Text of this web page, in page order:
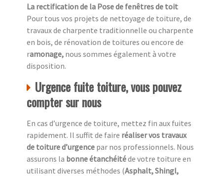
La rectification de la Pose de fenêtres de toit
Pour tous vos projets de nettoyage de toiture, de
travaux de charpente traditionnelle ou charpente
en bois, de rénovation de toitures ou encore de
ramonage, nous sommes également à votre
disposition.
Urgence fuite toiture, vous pouvez
compter sur nous
En cas d’urgence de toiture, mettez fin aux fuites
rapidement. Il suffit de faire réaliser vos travaux
de toiture d’urgence par nos professionnels. Nous
assurons la bonne étanchéitéde votre toiture en
utilisant diverses méthodes (Asphalt, Shingl,